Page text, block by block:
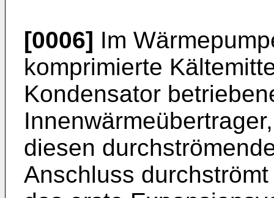
[0006] Im
komprimierte
Kondensator
diesen
Anschluss